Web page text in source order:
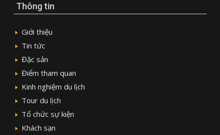
Thông tin
Giới thiệu
Tin tức
Đặc sản
Điểm tham quan
Kinh nghiệm du lịch
Tour du lịch
Tổ chức sự kiện
Khách sạn